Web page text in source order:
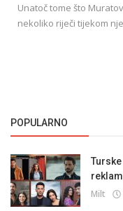
Unatoč tome što
nekoliko riječi tijekom
POPULARNO
Milt